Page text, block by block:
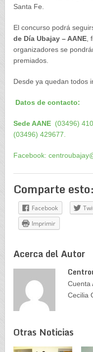
Santa Fe.
El concurso podrá
de Día Ubajay – AANE
organizadores se
premiados.
Desde ya quedan todos
Datos de contacto:
Sede AANE (03496)
(03496) 429677.
Facebook:
Comparte esto:
Facebook
Imprimir
Acerca del Autor
Cuenta
Cecilia
Otras Noticias